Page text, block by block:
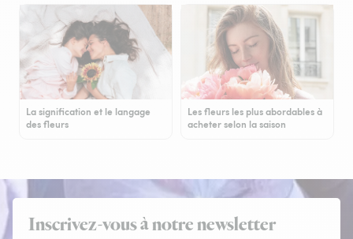
La signification et le langage
des fleurs
Les fleurs les plus abordables à
acheter selon la saison
Inscrivez-vous à notre newsletter